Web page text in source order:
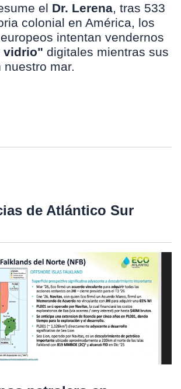
el Dr. Lerena, tras 533
colonial en América, los
intentan vendernos
vidrio" digitales mientras sus
mar.
de Atlántico Sur